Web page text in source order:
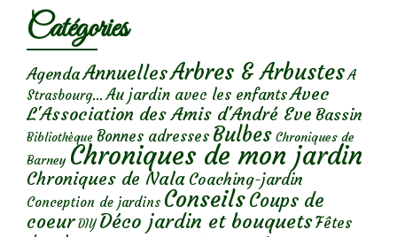
Catégories
AgendaAnnuellesArbres & Arbustes A
Strasbourg... Au jardin avec les enfantsAvec
L'Association des Amis d'André Eve Bassin
Bibliothèque Bonnes adresses Bulbes Chroniques de
Barney Chroniques de mon jardin
Chroniques de Nala Coaching-jardin
Conception de jardins ConseilsCoups de
coeur DIY Déco jardin et bouquetsFêtes